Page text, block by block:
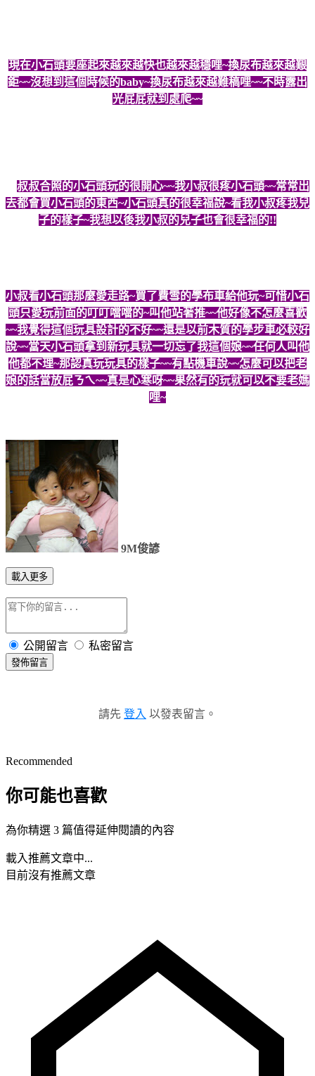
現在小石頭要座起來越來越快也越來越穩哩~換尿布越來越艱
鉅~~沒想到這個時候的baby~換尿布越來越難稿哩~~不時露出
光屁屁就到處爬~~
叔叔合照的小石頭玩的很開心~~我小叔很疼小石頭~~常常出
去都會買小石頭的東西~小石頭真的很幸福說~看我小叔疼我兒
子的樣子~我想以後我小叔的兒子也會很幸福的!!
小叔看小石頭那麼愛走路~買了費雪的學布車給他玩~可惜小石
頭只愛玩前面的叮叮噹噹的~叫他站著推~~他好像不怎麼喜歡
~~我覺得這個玩具設計的不好~~還是以前木質的學步車必較好
說~~當天小石頭拿到新玩具就一切忘了我這個娘~~任何人叫他
他都不理~那認真玩玩具的樣子~~有點機車說~~怎麼可以把老
娘的話當放屁ㄋㄟ~~真是心寒呀~~果然有的玩就可以不要老媽
哩~
9M俊諺
載入更多
公開留言 私密留言
發佈留言
請先 登入 以發表留言。
Recommended
你可能也喜歡
為你精選 3 篇值得延伸閱讀的內容
載入推薦文章中...
目前沒有推薦文章